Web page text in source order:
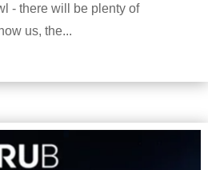
- there will be plenty of
us, the...